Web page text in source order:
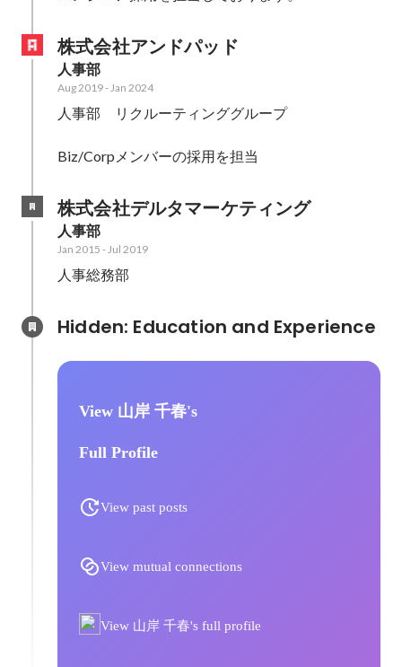
株式会社アンドパッド
人事部
Aug 2019-Jan 2024
人事部　リクルーティンググループ
Biz/Corpメンバーの採用を担当
株式会社デルタマーケティング
人事部
Jan 2015 -Jul 2019
人事総務部
View 山岸 千春's
Full Profile
View past posts
View mutual connections
View 山岸 千春's full profile